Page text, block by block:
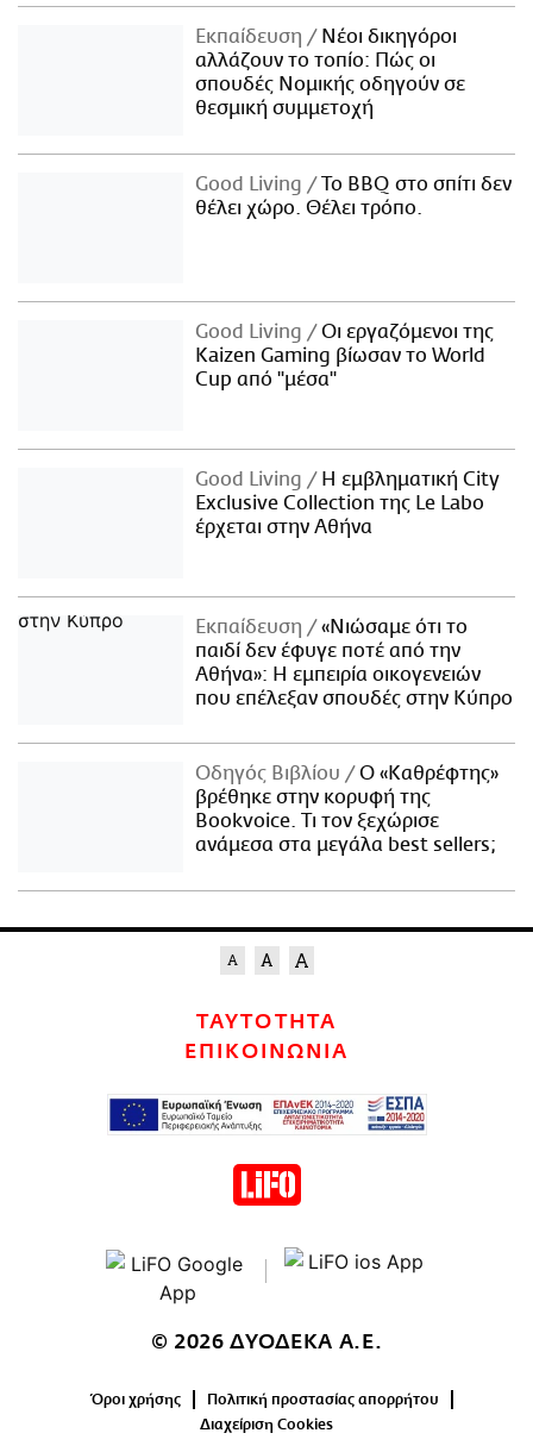
Εκπαίδευση
Νέοι δικηγόροι
αλλάζουν το τοπίο: Πώς οι
σπουδές Νομικής οδηγούν σε
θεσμική συμμετοχή
Good Living
Το BBQ στο σπίτι δεν
θέλει χώρο. Θέλει τρόπο.
Good Living
Οι εργαζόμενοι της
Kaizen Gaming βίωσαν το World
Cup από "μέσα"
Good Living
Η εμβληματική City
Exclusive Collection της Le Labo
έρχεται στην Αθήνα
Εκπαίδευση
«Νιώσαμε ότι το
παιδί δεν έφυγε ποτέ από την
Αθήνα»: Η εμπειρία οικογενειών
που επέλεξαν σπουδές στην Κύπρο
Οδηγός Βιβλίου
Ο «Καθρέφτης»
βρέθηκε στην κορυφή της
Bookvoice. Τι τον ξεχώρισε
ανάμεσα στα μεγάλα best sellers;
ΤΑΥΤΟΤΗΤΑ
ΕΠΙΚΟΙΝΩΝΙΑ
© 2026 ΔΥΟΔΕΚΑ Α.Ε.
Όροι χρήσης
Πολιτική προστασίας απορρήτου
Διαχείριση Cookies